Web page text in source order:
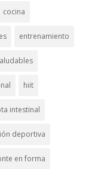
cocina
entrenamiento
hiit
intestinal
deportiva
en forma